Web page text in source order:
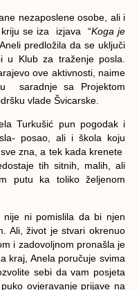
nezaposlene osobe, ali i
kriju se iza izjava “Koga je
predložila da se uključi
u Klub za traženje posla.
ove aktivnosti, naime
saradnje sa Projektom
vlade Švicarske.
Turkušić pun pogodak i
posao, ali i škola koju
zna, a tek kada krenete
tih sitnih, malih, ali
putu ka toliko željenom
nije ni pomislila da bi njen
Ali, život je stvari okrenuo
i zadovoljnom pronašla je
kraj, Anela poručuje svima
sebi da vam posjeta
ovjeravanje prijave na